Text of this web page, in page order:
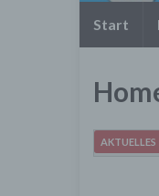
Start
AKTUELLES
26. April